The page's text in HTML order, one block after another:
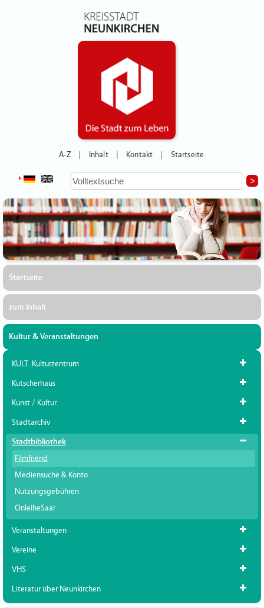
A-Z Inhalt Kontakt Startseite
Startseite
zum Inhalt
Kultur & Veranstaltungen
KULT. Kulturzentrum
Kutscherhaus
Kunst / Kultur
Stadtarchiv
Stadtbibliothek
Filmfriend
Mediensuche & Konto
Nutzungsgebühren
OnleiheSaar
Veranstaltungen
Vereine
VHS
Literatur über Neunkirchen